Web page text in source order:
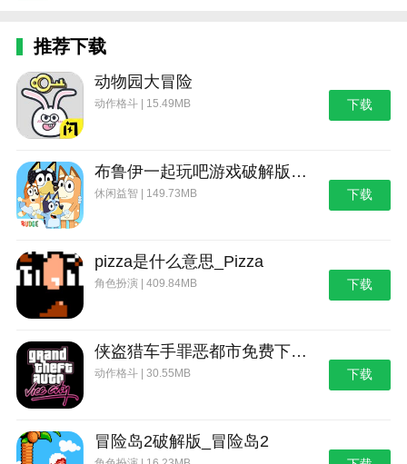
推荐下载
动物园大冒险
动作格斗 | 15.49MB 下载
布鲁伊一起玩吧游戏破解版_布鲁伊：一起玩吧
休闲益智 | 149.73MB 下载
pizza是什么意思_Pizza
角色扮演 | 409.84MB 下载
侠盗猎车手罪恶都市免费下载_侠盗猎车手：罪恶都市
动作格斗 | 30.55MB 下载
冒险岛2破解版_冒险岛2